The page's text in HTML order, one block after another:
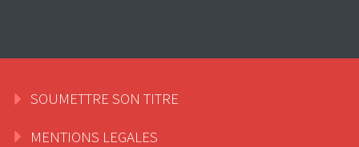
SOUMETTRE SON TITRE
MENTIONS LEGALES